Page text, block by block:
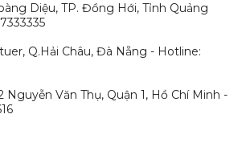
Diệu, TP. Đồng Hới, Tỉnh Quảng
Q.Hải Châu, Đà Nẵng - Hotline:
Nguyễn Văn Thụ, Quận 1, Hồ Chí Minh -